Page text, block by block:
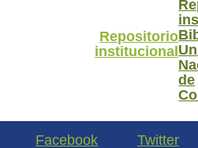
Repositorio
institucional
Facebook Twitter